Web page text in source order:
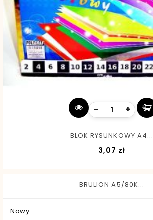
- +
BLOK RYSUNKOWY A4...
3,07 złCena
BRULION A5/80K...
Nowy